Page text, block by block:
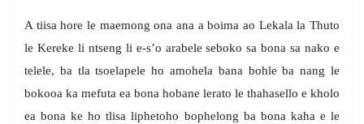
A tiisa hore le maemong ona ana a boima ao Lekala la Thuto
le Kereke li ntseng li e-s’o arabele seboko sa bona sa nako e
telele, ba tla tsoelapele ho amohela bana bohle ba nang le
bokooa ka mefuta ea bona hobane lerato le thahasello e kholo
ea bona ke ho tlisa liphetoho bophelong ba bona kaha e le